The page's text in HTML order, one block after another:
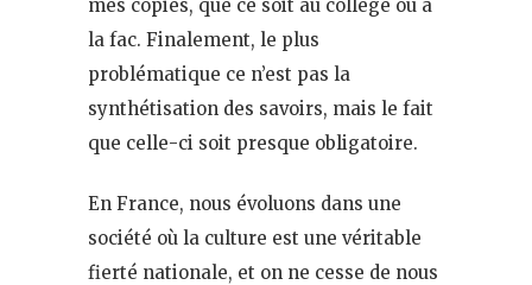
mes copies, que ce soit au collège ou à
la fac. Finalement, le plus
problématique ce n’est pas la
synthétisation des savoirs, mais le fait
que celle-ci soit presque obligatoire.
En France, nous évoluons dans une
société où la culture est une véritable
fierté nationale, et on ne cesse de nous